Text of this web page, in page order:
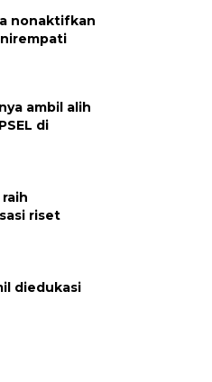
nonaktifkan
ambil alih
di
riset
diedukasi